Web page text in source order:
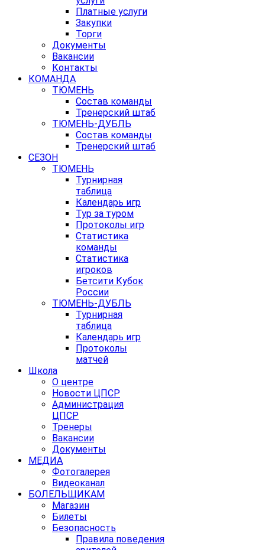
Платные услуги
Закупки
Торги
Документы
Вакансии
Контакты
КОМАНДА
ТЮМЕНЬ
Состав команды
Тренерский штаб
ТЮМЕНЬ-ДУБЛЬ
Состав команды
Тренерский штаб
СЕЗОН
ТЮМЕНЬ
Турнирная
таблица
Календарь игр
Тур за туром
Протоколы игр
Статистика
команды
Статистика
игроков
Бетсити Кубок
России
ТЮМЕНЬ-ДУБЛЬ
Турнирная
таблица
Календарь игр
Протоколы
матчей
Школа
О центре
Новости ЦПСР
Администрация
ЦПСР
Тренеры
Вакансии
Документы
МЕДИА
Фотогалерея
Видеоканал
БОЛЕЛЬЩИКАМ
Магазин
Билеты
Безопасность
Правила поведения